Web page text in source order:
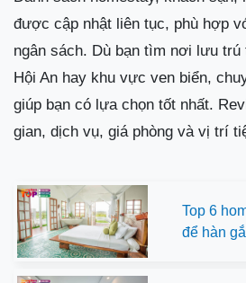
được cập nhật liên tục, phù hợp
ngân sách. Dù bạn tìm nơi lưu trú
Hội An hay khu vực ven biển,
giúp bạn có lựa chọn tốt nhất.
gian, dịch vụ, giá phòng và vị trí
Top 6
để hàn